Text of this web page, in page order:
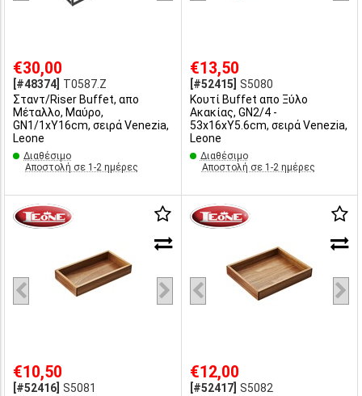
€30,00
[#48374] T0587.Z
Σταντ/Riser Buffet, απο
Μέταλλο, Μαύρο,
GN1/1xΥ16cm, σειρά Venezia,
Leone
Διαθέσιμο
Αποστολή σε 1-2 ημέρες
€13,50
[#52415] S5080
Κουτί Buffet απο Ξύλο
Ακακίας, GN2/4 -
53x16xΥ5.6cm, σειρά Venezia,
Leone
Διαθέσιμο
Αποστολή σε 1-2 ημέρες
€10,50
[#52416] S5081
€12,00
[#52417] S5082